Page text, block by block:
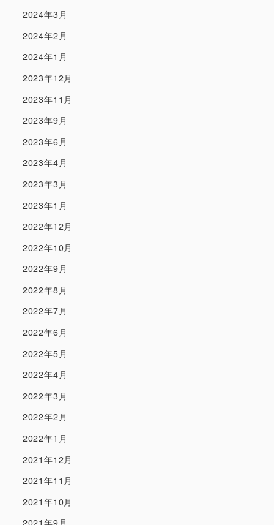
2024年3月
2024年2月
2024年1月
2023年12月
2023年11月
2023年9月
2023年6月
2023年4月
2023年3月
2023年1月
2022年12月
2022年10月
2022年9月
2022年8月
2022年7月
2022年6月
2022年5月
2022年4月
2022年3月
2022年2月
2022年1月
2021年12月
2021年11月
2021年10月